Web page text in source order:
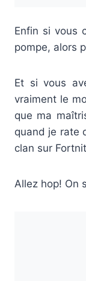
Enfin si vous
pompe, alors
Et si vous
vraiment le
que ma
quand je rate
clan sur
Allez hop! On